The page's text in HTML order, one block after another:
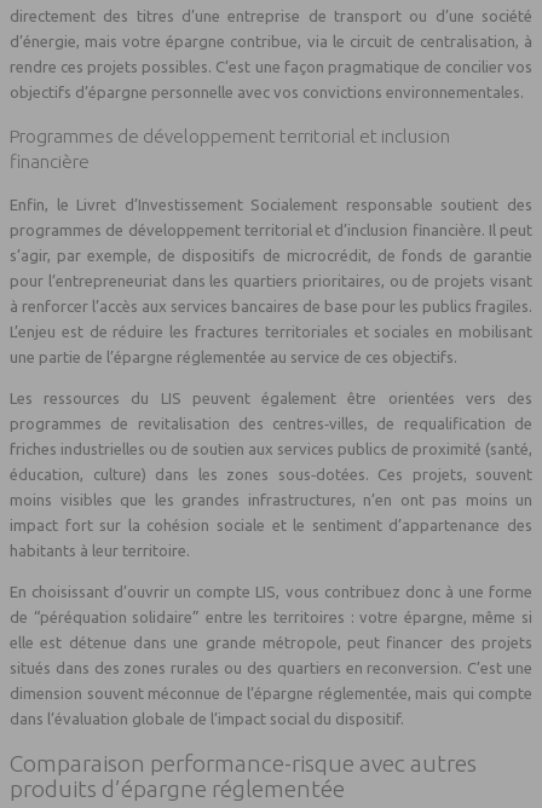
directement des titres d’une entreprise de transport ou d’une société
d’énergie, mais votre épargne contribue, via le circuit de centralisation, à
rendre ces projets possibles. C’est une façon pragmatique de concilier vos
objectifs d’épargne personnelle avec vos convictions environnementales.
Programmes de développement territorial et inclusion
financière
Enfin, le Livret d’Investissement Socialement responsable soutient des
programmes de développement territorial et d’inclusion financière. Il peut
s’agir, par exemple, de dispositifs de microcrédit, de fonds de garantie
pour l’entrepreneuriat dans les quartiers prioritaires, ou de projets visant
à renforcer l’accès aux services bancaires de base pour les publics fragiles.
L’enjeu est de réduire les fractures territoriales et sociales en mobilisant
une partie de l’épargne réglementée au service de ces objectifs.
Les ressources du LIS peuvent également être orientées vers des
programmes de revitalisation des centres‑villes, de requalification de
friches industrielles ou de soutien aux services publics de proximité (santé,
éducation, culture) dans les zones sous‑dotées. Ces projets, souvent
moins visibles que les grandes infrastructures, n’en ont pas moins un
impact fort sur la cohésion sociale et le sentiment d’appartenance des
habitants à leur territoire.
En choisissant d’ouvrir un compte LIS, vous contribuez donc à une forme
de “péréquation solidaire” entre les territoires : votre épargne, même si
elle est détenue dans une grande métropole, peut financer des projets
situés dans des zones rurales ou des quartiers en reconversion. C’est une
dimension souvent méconnue de l’épargne réglementée, mais qui compte
dans l’évaluation globale de l’impact social du dispositif.
Comparaison performance-risque avec autres
produits d’épargne réglementée